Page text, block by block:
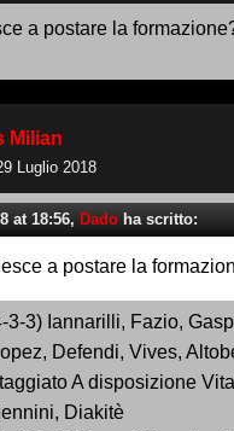
a postare la
Milian
Luglio 2018
at 18:56, Dado ha scritto:
a postare la
3-3) Iannarilli, Fazio,
Defendi, Vives,
A disposizione
Diakitè